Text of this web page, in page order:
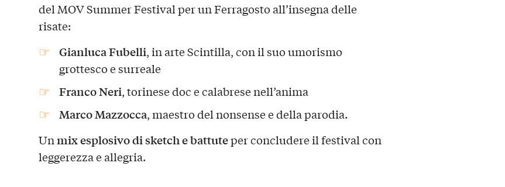
del MOV Summer Festival per un Ferragosto all’insegna delle
risate:
Gianluca Fubelli, in arte Scintilla, con il suo umorismo
grottesco e surreale
Franco Neri, torinese doc e calabrese nell’anima
Marco Mazzocca, maestro del nonsense e della parodia.
Unmix esplosivo di sketch e battuteper concludere il festival con
leggerezza e allegria.